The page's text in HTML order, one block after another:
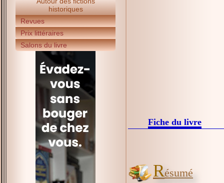
historiques
Revues
Prix littéraires
Salons du livre
Fiche du livre
Résumé